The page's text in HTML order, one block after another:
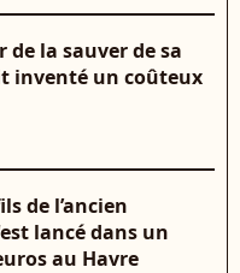
la sauver de sa
inventé un coûteux
de l’ancien
lancé dans un
au Havre